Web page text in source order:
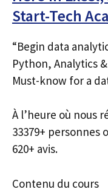
Start-Tech
“Begin data
Python, Analytics
Must-know for a
À l’heure où nous
33379+ personnes
620+ avis.
Contenu du cours